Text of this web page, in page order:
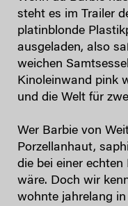
steht es im Trailer
platinblonde
ausgeladen, also
weichen
Kinoleinwand pink
und die Welt für
Wer Barbie von
Porzellanhaut,
die bei einer
wäre. Doch wir
wohnte jahrelang